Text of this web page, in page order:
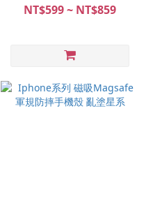
NT$599 ~ NT$859